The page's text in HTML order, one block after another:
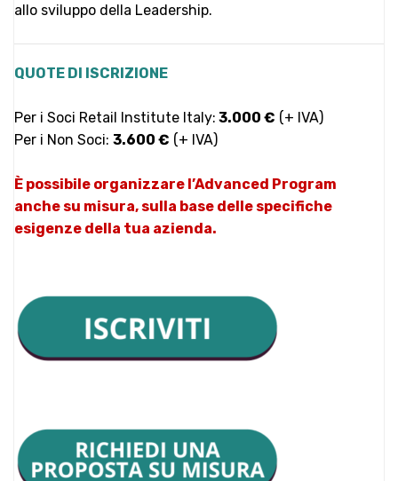
allo sviluppo della Leadership.
QUOTE DI ISCRIZIONE
Per i Soci Retail Institute Italy: 3.000 € (+ IVA)
Per i Non Soci: 3.600 € (+ IVA)
È possibile organizzare l’Advanced Program
anche su misura, sulla base delle specifiche
esigenze della tua azienda.